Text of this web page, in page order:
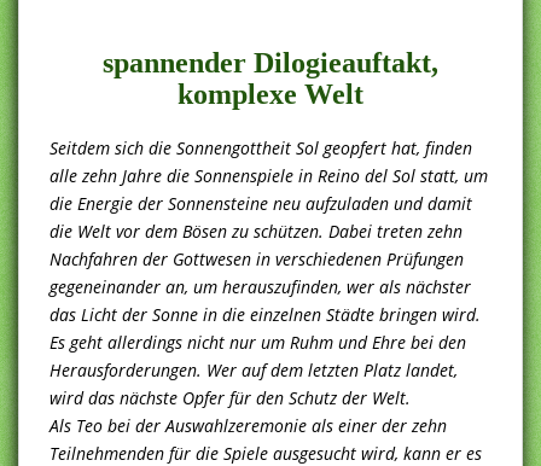
spannender Dilogieauftakt,
komplexe Welt
Seitdem sich die Sonnengottheit Sol geopfert hat, finden
alle zehn Jahre die Sonnenspiele in Reino del Sol statt, um
die Energie der Sonnensteine neu aufzuladen und damit
die Welt vor dem Bösen zu schützen. Dabei treten zehn
Nachfahren der Gottwesen in verschiedenen Prüfungen
gegeneinander an, um herauszufinden, wer als nächster
das Licht der Sonne in die einzelnen Städte bringen wird.
Es geht allerdings nicht nur um Ruhm und Ehre bei den
Herausforderungen. Wer auf dem letzten Platz landet,
wird das nächste Opfer für den Schutz der Welt.
Als Teo bei der Auswahlzeremonie als einer der zehn
Teilnehmenden für die Spiele ausgesucht wird, kann er es